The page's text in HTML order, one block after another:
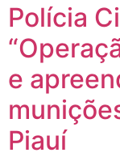
Polícia
e
Piauí